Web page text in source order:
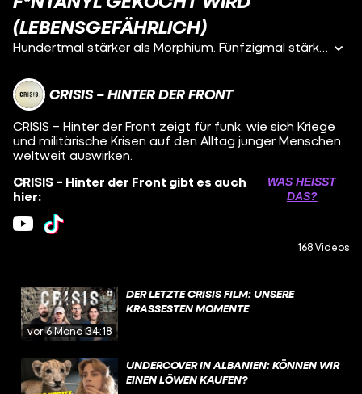
(LEBENSGEFÄHRLICH)
Hundertmal stärker als Morphium. Fünfzigmal stärker als Heroin. Ein Gramm – bis zu 200 Dollar wert. Jeden Tag sterben Hunderte daran. Fentanyl. Schon letztes Jahr haben wir in den USA einen Film über die tödliche Droge gedreht. Unser Besuch in den Straßen von Kensington hat uns gezeigt, wie das Opioid Menschen kaputt macht. Die Frage, wo der Stoff herkommt und wer sowas produziert, hat unser Team nach Mexiko gebracht. Wir waren in einer der gefährlichsten Städte im brutalen Drogenkrieg: in einem Fentanyllabor in Culiacán. Wissenschaftliche Beratung: Dr. Florian Mulks
CRISIS – HINTER DER FRONT
CRISIS – Hinter der Front zeigt für funk, wie sich Kriege
und militärische Krisen auf den Alltag junger Menschen
weltweit auswirken.
CRISIS – Hinter der Front gibt es auch
hier:
WAS HEISST D
AS?
168 Videos
vor 6 Monaten
34:18
DER LETZTE CRISIS FILM: UNSERE
KRASSESTEN MOMENTE
UNDERCOVER IN ALBANIEN: KÖNNEN WIR
EINEN LÖWEN KAUFEN?